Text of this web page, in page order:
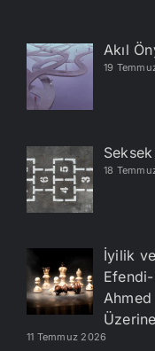
Akıl
19
18
İyilik
11 Temmuz 2026